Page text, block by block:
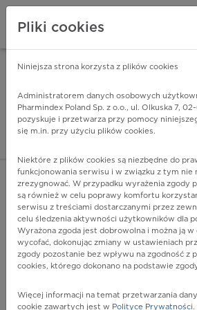
Pharmindex -
ZALOGUJ SIĘ
D41.9 - Układ moczowy,
Więcej na lekiicd10.pl
Pliki cookies
Niniejsza strona korzysta z plików cookies
Administratorem danych osobowych
Pharmindex Poland Sp. z o.o., ul. Olkuska 7,
pozyskuje i przetwarza przy pomocy
się m.in. przy użyciu plików cookies.
Niektóre z plików cookies są niezbędne do
funkcjonowania serwisu i w związku z tym nie
zrezygnować. W przypadku wyrażenia zgody
są również w celu poprawy komfortu
serwisu z treściami dostarczanymi przez
celu śledzenia aktywności użytkowników dla
Wyrażona zgoda jest dobrowolna i można ją
wycofać, dokonując zmiany w ustawieniach
zgody pozostanie bez wpływu na zgodność z
cookies, którego dokonano na podstawie
Więcej informacji na temat przetwarzania
cookie zawartych jest w Polityce Prywatności.
ZA DARMO - w Google Play